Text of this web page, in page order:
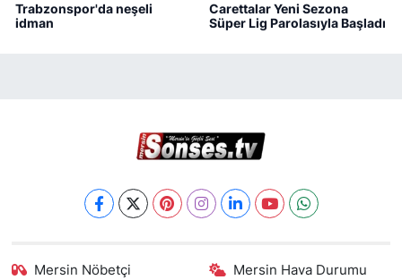
Trabzonspor'da neşeli
idman
Carettalar Yeni Sezona
Süper Lig Parolasıyla Başladı
Mersin Nöbetçi
Mersin Hava Durumu